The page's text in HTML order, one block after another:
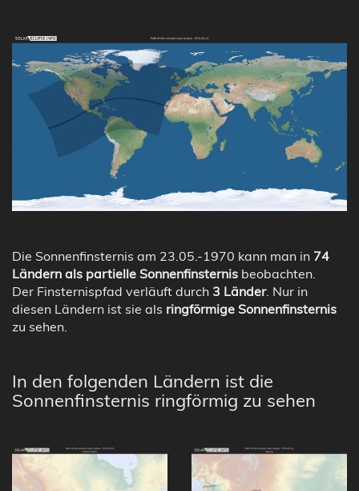
Die Sonnenfinsternis am 23.05.-1970 kann man in 74
Ländern als partielle Sonnenfinsternis beobachten.
Der Finsternispfad verläuft durch 3 Länder. Nur in
diesen Ländern ist sie als ringförmige Sonnenfinsternis
zu sehen.
In den folgenden Ländern ist die
Sonnenfinsternis ringförmig zu sehen